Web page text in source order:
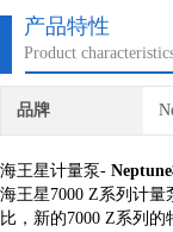
产品特性
Product
品牌
海王星计量泵-
海王星7000 Z系列计
比，新的7000 Z系列的